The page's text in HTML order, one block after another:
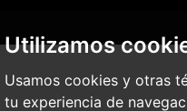
Utilizamos
Usamos cookies y otras
tu experiencia de